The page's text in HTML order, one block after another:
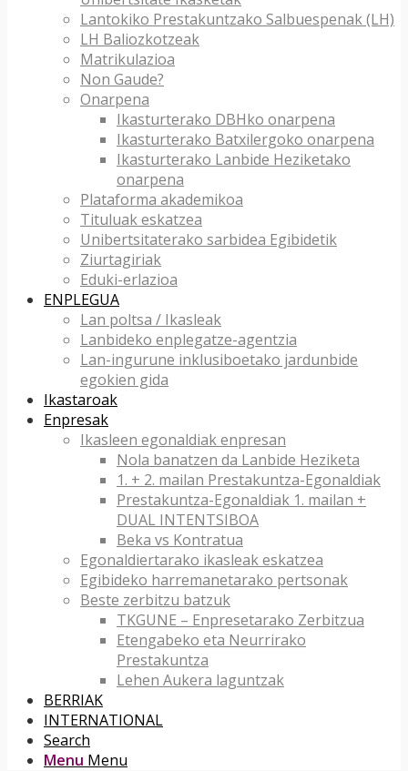
Lantokiko Prestakuntzako Salbuespenak (LH)
LH Baliozkotzeak
Matrikulazioa
Non Gaude?
Onarpena
Ikasturterako DBHko onarpena
Ikasturterako Batxilergoko onarpena
Ikasturterako Lanbide Heziketako
onarpena
Plataforma akademikoa
Tituluak eskatzea
Unibertsitaterako sarbidea Egibidetik
Ziurtagiriak
Eduki-erlazioa
ENPLEGUA
Lan poltsa / Ikasleak
Lanbideko enplegatze-agentzia
Lan-ingurune inklusiboetako jardunbide
egokien gida
Ikastaroak
Enpresak
Ikasleen egonaldiak enpresan
Nola banatzen da Lanbide Heziketa
1. + 2. mailan Prestakuntza-Egonaldiak
Prestakuntza-Egonaldiak 1. mailan +
DUAL INTENTSIBOA
Beka vs Kontratua
Egonaldiertarako ikasleak eskatzea
Egibideko harremanetarako pertsonak
Beste zerbitzu batzuk
TKGUNE – Enpresetarako Zerbitzua
Etengabeko eta Neurrirako
Prestakuntza
Lehen Aukera laguntzak
BERRIAK
INTERNATIONAL
Search
Menu Menu